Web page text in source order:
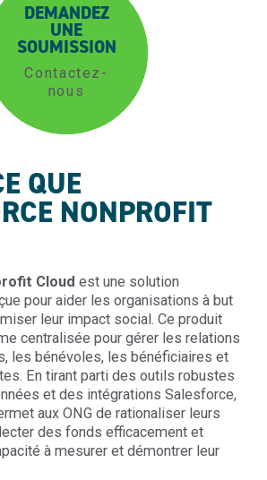
DEMANDEZ
UNE
SOUMISSION
Contactez-
nous
QUE
NONPROFIT
Cloud est une solution
pour aider les organisations à but
leur impact social. Ce produit
centralisée pour gérer les relations
les bénévoles, les bénéficiaires et
En tirant parti des outils robustes
et des intégrations Salesforce,
aux ONG de rationaliser leurs
des fonds efficacement et
à mesurer et démontrer leur